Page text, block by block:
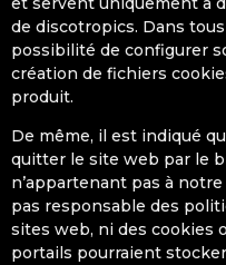
de discotropics. Dans
possibilité de configurer
création de fichiers
produit.
De même, il est indiqué
quitter le site web par le
n’appartenant pas à
pas responsable des
sites web, ni des cookies
portails pourraient